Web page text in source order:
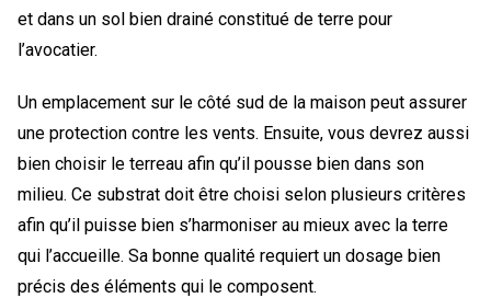
et dans un sol bien drainé constitué de terre pour
l’avocatier.
Un emplacement sur le côté sud de la maison peut assurer
une protection contre les vents. Ensuite, vous devrez aussi
bien choisir le terreau afin qu’il pousse bien dans son
milieu. Ce substrat doit être choisi selon plusieurs critères
afin qu’il puisse bien s’harmoniser au mieux avec la terre
qui l’accueille. Sa bonne qualité requiert un dosage bien
précis des éléments qui le composent.